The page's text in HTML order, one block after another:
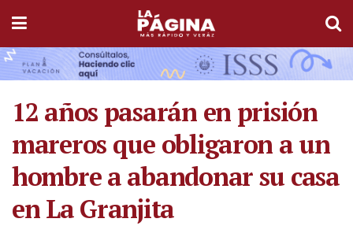
12 años pasarán en prisión
mareros que obligaron a un
hombre a abandonar su casa
en La Granjita